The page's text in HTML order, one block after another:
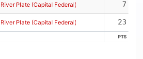
PTS
River Plate (Capital Federal) 7
River Plate (Capital Federal) 23
PTS